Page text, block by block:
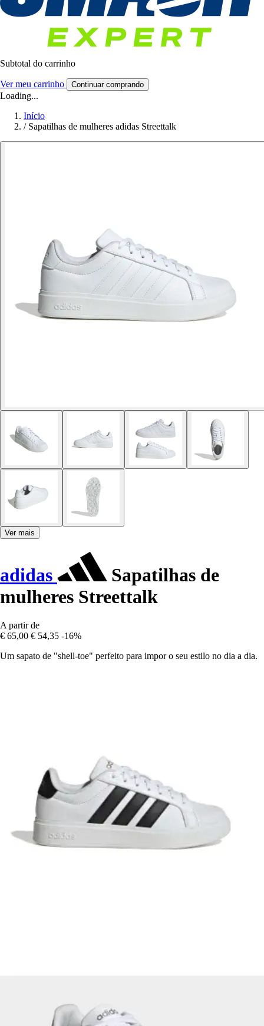
Subtotal do carrinho
Ver meu carrinho Continuar comprando
Loading...
Início
/ Sapatilhas de mulheres adidas Streettalk
Ver mais
adidas
Sapatilhas de
mulheres Streettalk
A partir de
€ 65,00 € 54,35 -16%
Um sapato de "shell-toe" perfeito para impor o seu estilo no dia a dia.